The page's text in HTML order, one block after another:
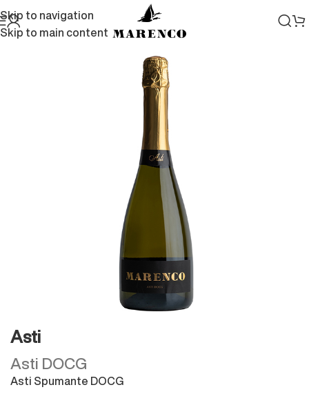
Skip to navigation
Skip to main content
Home/Vini
Asti
Asti DOCG
Asti Spumante DOCG